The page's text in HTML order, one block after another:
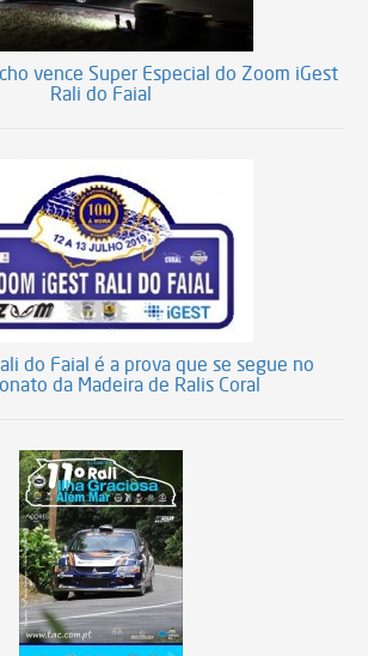
vence Super Especial do Zoom iGest
Rali do Faial
do Faial é a prova que se segue no
da Madeira de Ralis Coral